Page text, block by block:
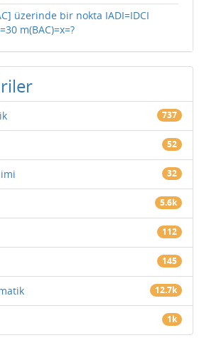
üzerinde bir nokta IADI=IDCI
m(BAC)=x=?
737
52
32
5.6k
112
145
12.7k
1k